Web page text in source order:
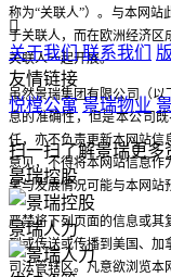
称为“关联人”）。与本网站
于关联人，而在欧洲经济区
关联人一起开展。
虽然景瑞集团有限公司（以
息的准确性，但是本公司
任，亦不负责更新本网站信
意见，不得将本网站信息
果与发展情况可能与本网站
严禁将下列页面的信息或其
到或传送或传播到美国、加
司法管辖区。凡意欲浏览

关于我们 联系我们
友情链接
悦樘公寓 景瑞物业
扫一扫了解景瑞更多
景瑞控股
景瑞人力